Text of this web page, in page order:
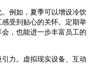
例如，夏季可以增设冷饮
受到贴心的关怀。定期举
，也能进一步丰富员工的
力。虚拟现实设备、互动